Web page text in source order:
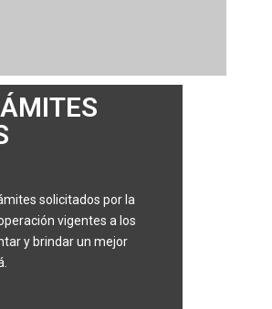
solicitados por la
vigentes a los
y brindar un mejor